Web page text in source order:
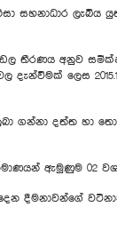
ලැබිය යුතු
තීරණය අනුව
ලෙස
ගන්නා දත්ත
ප්‍රමාණයන් ඇමුණුම
දීමනාවන්ගේ